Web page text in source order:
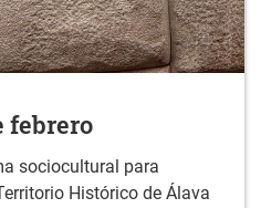
febrero
sociocultural para
Histórico de Álava